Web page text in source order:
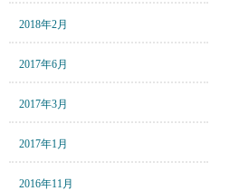
2018年2月
2017年6月
2017年3月
2017年1月
2016年11月